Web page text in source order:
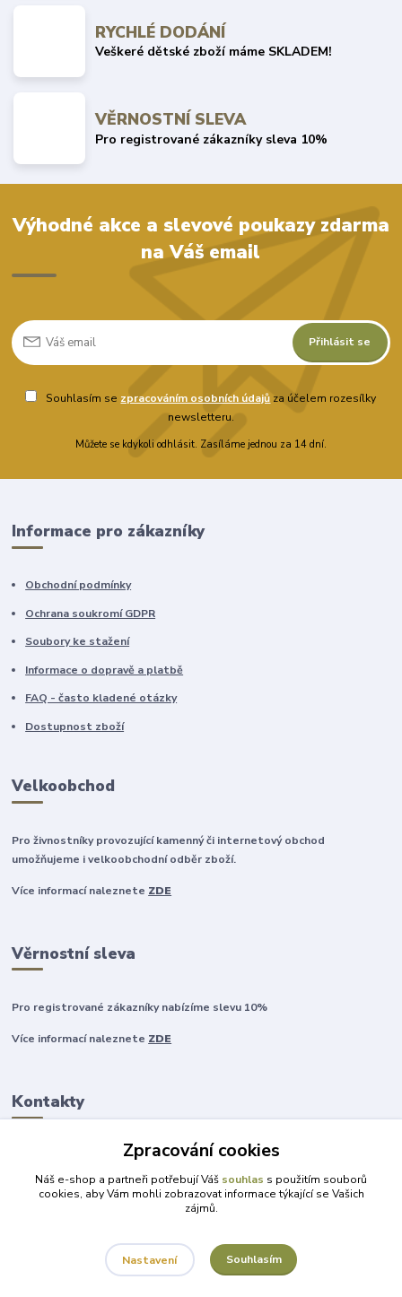
RYCHLÉ DODÁNÍ
Veškeré dětské zboží máme SKLADEM!
VĚRNOSTNÍ SLEVA
Pro registrované zákazníky sleva 10%
Výhodné akce a slevové poukazy zdarma
na Váš email
Přihlásit se
Souhlasím se zpracováním osobních údajů za účelem rozesílky
newsletteru.
Můžete se kdykoli odhlásit. Zasíláme jednou za 14 dní.
Informace pro zákazníky
Obchodní podmínky
Ochrana soukromí GDPR
Soubory ke stažení
Informace o dopravě a platbě
FAQ - často kladené otázky
Dostupnost zboží
Velkoobchod
Pro živnostníky provozující kamenný či internetový obchod
umožňujeme i velkoobchodní odběr zboží.
Více informací naleznete ZDE
Věrnostní sleva
Pro registrované zákazníky nabízíme slevu 10%
Více informací naleznete ZDE
Kontakty
+420 777 315 999
obchod@darky-pro-radost.cz
Zpracování cookies
Náš e-shop a partneři potřebují Váš souhlas s použitím souborů
cookies, aby Vám mohli zobrazovat informace týkající se Vašich
zájmů.
Nastavení Souhlasím